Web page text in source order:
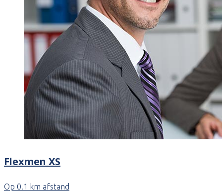
Flexmen XS
Op 0.1 km afstand